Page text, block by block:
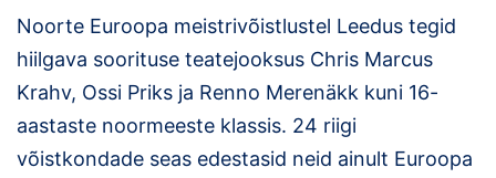
Tulemused
Dokumendid
Klubid
Noorte Euroopa meistrivõistlustel Leedus tegid
hiilgava soorituse teatejooksus Chris Marcus
Krahv, Ossi Priks ja Renno Merenäkk kuni 16-
aastaste noormeeste klassis. 24 riigi
võistkondade seas edestasid neid ainult Euroopa